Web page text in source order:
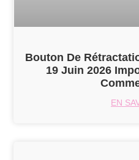
Bouton De
19 Juin 2026
EN